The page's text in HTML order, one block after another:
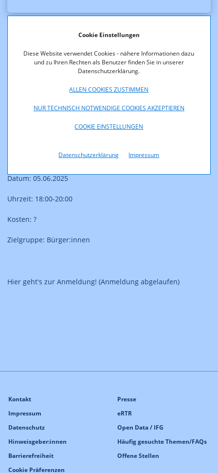
Cookie Einstellungen
Diese Website verwendet Cookies - nähere Informationen dazu
und zu Ihren Rechten als Benutzer finden Sie in unserer
Datenschutzerklärung.
ALLEN COOKIES ZUSTIMMEN
NUR TECHNISCH NOTWENDIGE COOKIES AKZEPTIEREN
COOKIE EINSTELLUNGEN
Datenschutzerklärung Impressum
Veranstaltung: Fitness- und Ernährungstrends in sozialen
Medien: Was ist Fake, was ist echt? | 05.06.2025 ab 18:00
Datum: 05.06.2025
Uhrzeit: 18:00-20:00
Kosten: ?
Zielgruppe: Bürger:innen
Hier geht's zur Anmeldung! (Anmeldung abgelaufen)
Kontakt
Impressum
Datenschutz
Hinweisgeber:innen
Barrierefreiheit
Cookie Präferenzen
Presse
eRTR
Open Data / IFG
Häufig gesuchte Themen/FAQs
Offene Stellen